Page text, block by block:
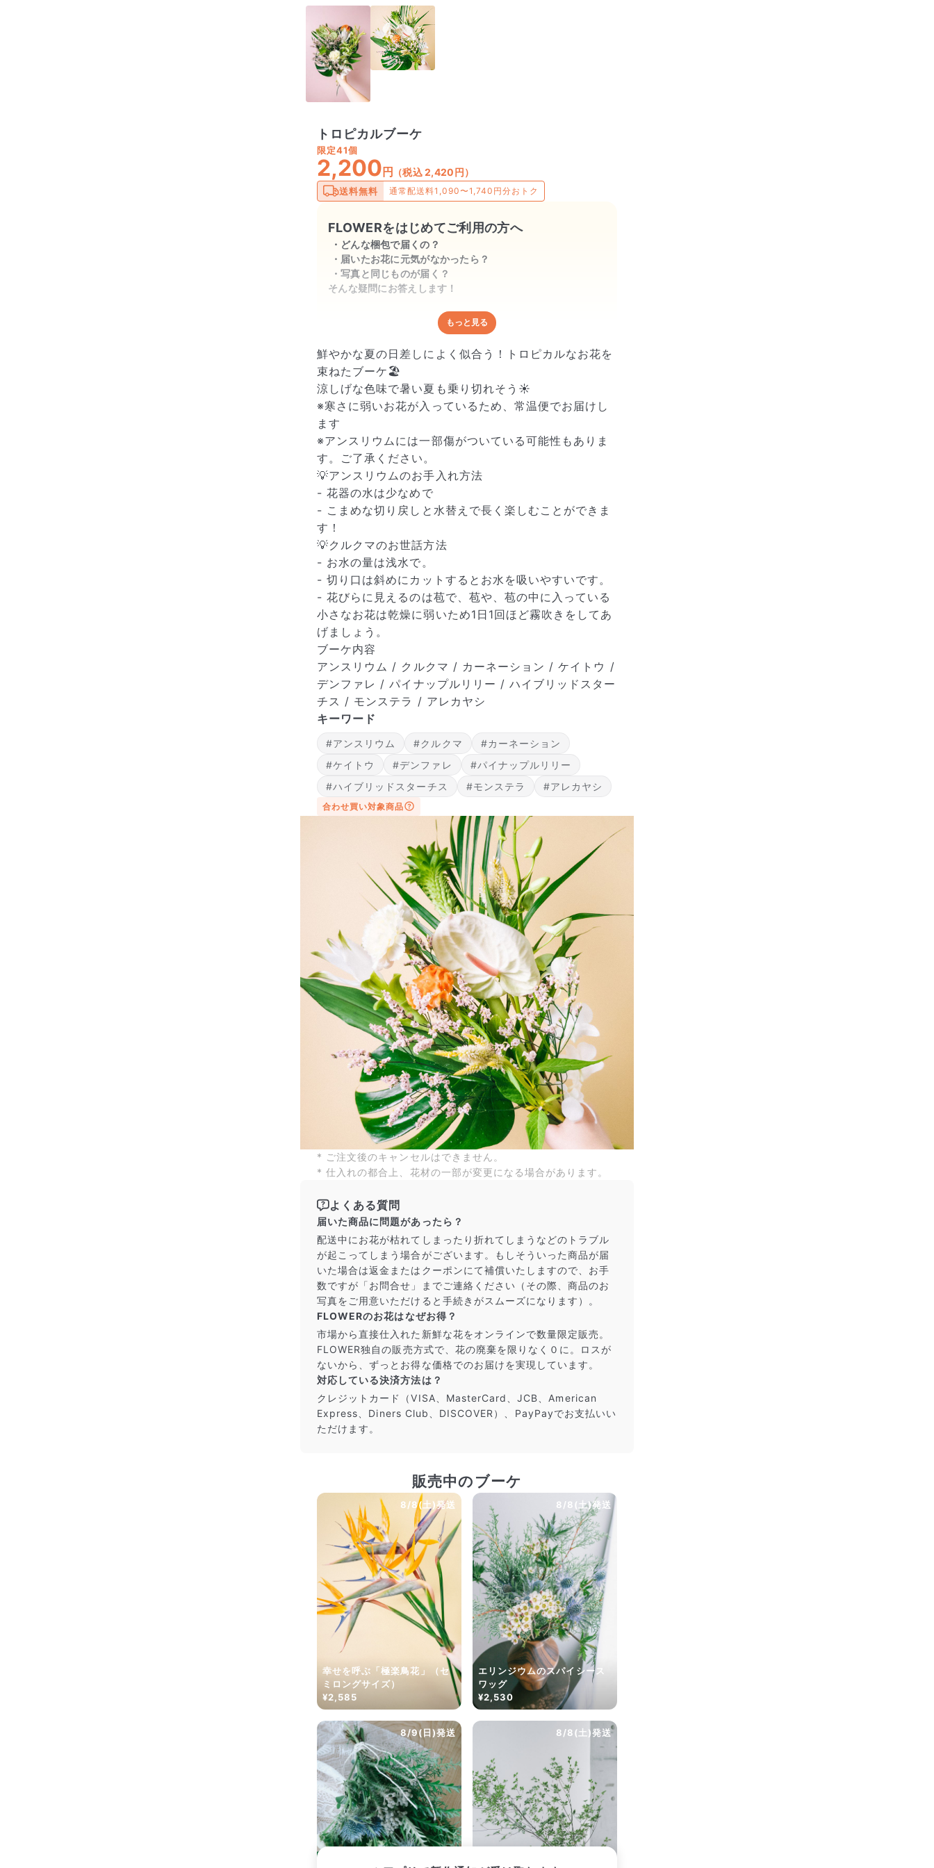
トロピカルブーケ
限定41個
2,200円 （税込 2,420円）
送料無料 通常配送料1,090〜1,740円分おトク
FLOWERをはじめてご利用の方へ
どんな梱包で届くの？
届いたお花に元気がなかったら？
写真と同じものが届く？
そんな疑問にお答えします！
どんな梱包で届くの？
出荷前に水揚げ（花が水を吸いやすくなる処理）を施し、専用
ボックスに丁寧に梱包してお届けしています。きゅっとまとめ
られて一見窮屈そうに見えますが、輸送中の衝撃による折れや
擦れを軽減する効果があります。
届いたお花に元気がなかったら？
もし届いたお花に「枯れている」「折れている」などの不備が
あった場合は、些細なことでもお気軽にサポートまでご連絡く
ださい。ご返金にて補償いたします。
写真と同じものが届く？
商品ページに掲載している写真は、実際にお届けする商品を撮
影したものです。お花は生き物なので、どうしても色味やサイ
ズ・咲き方に個体差はありますが、できるだけ写真のイメージ
に近いものをお届けできるように人の目でチェックをしていま
よくある質問
Q. 毎月自動でお花が届くサービスですか？
いいえ、毎月自動でお届けするサービスではありません。好きな時
に好きな花をご注文いただけます。
Q. 配送できないエリアはありますか？
ただいま沖縄・離島エリアへの配送には対応しておりません。ご了
承ください。
Q. 配送日時は指定できますか？
お花をベストなタイミングで発送しているため、お届け日の指定は
できません。受け取り時間帯は、発送後にクロネコヤマトのアプリ
から変更可能です。
もっと見る
鮮やかな夏の日差しによく似合う！トロピカルなお花を
束ねたブーケ🏖
涼しげな色味で暑い夏も乗り切れそう☀️
※寒さに弱いお花が入っているため、常温便でお届けし
ます
※アンスリウムには一部傷がついている可能性もありま
す。ご了承ください。
💡アンスリウムのお手入れ方法
- 花器の水は少なめで
- こまめな切り戻しと水替えで長く楽しむことができま
す！
💡クルクマのお世話方法
- お水の量は浅水で。
- 切り口は斜めにカットするとお水を吸いやすいです。
- 花びらに見えるのは苞で、苞や、苞の中に入っている
小さなお花は乾燥に弱いため1日1回ほど霧吹きをしてあ
げましょう。
ブーケ内容
アンスリウム / クルクマ / カーネーション / ケイトウ /
デンファレ / パイナップルリリー / ハイブリッドスター
チス / モンステラ / アレカヤシ
キーワード
#アンスリウム #クルクマ
#カーネーション
#ケイトウ
#デンファレ
#パイナップルリリー
#ハイブリッドスターチス
#モンステラ #アレカヤシ
合わせ買い対象商品
* ご注文後のキャンセルはできません。
* 仕入れの都合上、花材の一部が変更になる場合があります。
よくある質問
届いた商品に問題があったら？
配送中にお花が枯れてしまったり折れてしまうなどのトラブル
が起こってしまう場合がございます。もしそういった商品が届
いた場合は返金またはクーポンにて補償いたしますので、お手
数ですが「お問合せ」までご連絡ください（その際、商品のお
写真をご用意いただけると手続きがスムーズになります）。
FLOWERのお花はなぜお得？
市場から直接仕入れた新鮮な花をオンラインで数量限定販売。
FLOWER独自の販売方式で、花の廃棄を限りなく０に。ロスが
ないから、ずっとお得な価格でのお届けを実現しています。
対応している決済方法は？
クレジットカード（VISA、MasterCard、JCB、American
Express、Diners Club、DISCOVER）、PayPayでお支払いい
ただけます。
販売中のブーケ
8/8(土)発送
幸せを呼ぶ「極楽鳥花」（セ
ミロングサイズ）
¥2,585
8/8(土)発送
エリンジウムのスパイシース
ワッグ
¥2,530
8/9(日)発送 8/8(土)発送